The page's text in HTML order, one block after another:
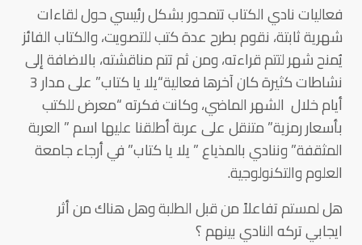
فعاليات نادي الكتاب تتمحور بشكل رئيسي حول لقاءات
شهرية ثابتة، نقوم بطرح عدة كتب للتصويت، والكتاب الفائز
يُمنح شهر لتتم قراءته، ومن ثم تتم مناقشته، بالاضافة إلى
نشاطات كثيرة كان آخرها فعالية“يلا يا كتاب” على مدار 3
أيام خلال الشهر الماضي، وكانت فكرته “معرض للكتب
بأسعار رمزية” متنقل على عربة أطلقنا عليها اسم ” العربة
المثقفة” وننادي بالمذياع ” يلا يا كتاب” في أرجاء جامعة
العلوم والتكنولوجية.
هل لمستم تفاعلاً من قبل الطلبة وهل هناك من أثر
ايجابي تركه النادي بينهم ؟